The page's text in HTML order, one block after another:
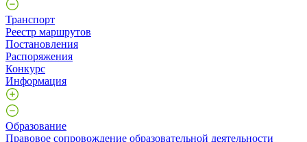
Транспорт
Реестр маршрутов
Постановления
Распоряжения
Конкурс
Информация
Образование
Правовое сопровождение образовательной деятельности